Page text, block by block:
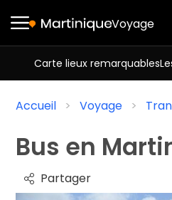
Voyage
Carte lieux remarquables
Accueil Voyage
Bus en
Partager